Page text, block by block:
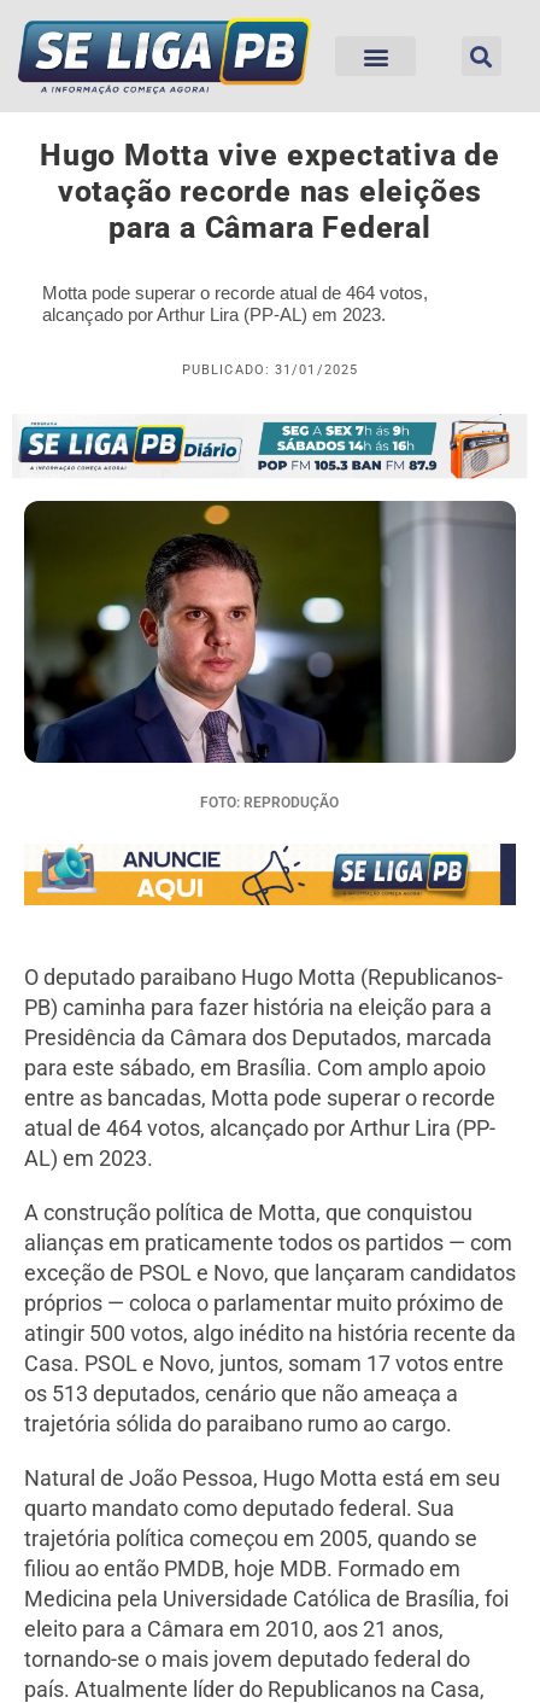
Hugo Motta vive expectativa de
votação recorde nas eleições
para a Câmara Federal
Motta pode superar o recorde atual de 464 votos,
alcançado por Arthur Lira (PP-AL) em 2023.
PUBLICADO: 31/01/2025
FOTO: REPRODUÇÃO
O deputado paraibano Hugo Motta (Republicanos-
PB) caminha para fazer história na eleição para a
Presidência da Câmara dos Deputados, marcada
para este sábado, em Brasília. Com amplo apoio
entre as bancadas, Motta pode superar o recorde
atual de 464 votos, alcançado por Arthur Lira (PP-
AL) em 2023.
A construção política de Motta, que conquistou
alianças em praticamente todos os partidos — com
exceção de PSOL e Novo, que lançaram candidatos
próprios — coloca o parlamentar muito próximo de
atingir 500 votos, algo inédito na história recente da
Casa. PSOL e Novo, juntos, somam 17 votos entre
os 513 deputados, cenário que não ameaça a
trajetória sólida do paraibano rumo ao cargo.
Natural de João Pessoa, Hugo Motta está em seu
quarto mandato como deputado federal. Sua
trajetória política começou em 2005, quando se
filiou ao então PMDB, hoje MDB. Formado em
Medicina pela Universidade Católica de Brasília, foi
eleito para a Câmara em 2010, aos 21 anos,
tornando-se o mais jovem deputado federal do
país. Atualmente líder do Republicanos na Casa,